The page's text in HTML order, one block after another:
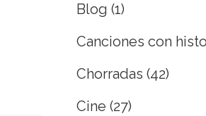
Blog (1)
Canciones con
Chorradas (42)
Cine (27)